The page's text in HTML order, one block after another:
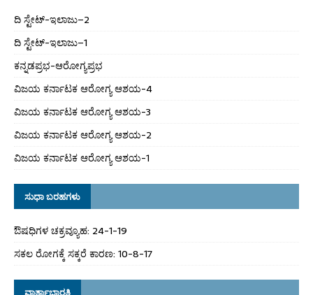
ದಿ ಸ್ಟೇಟ್‌-ಇಲಾಜು–2
ದಿ ಸ್ಟೇಟ್‌-ಇಲಾಜು–1
ಕನ್ನಡಪ್ರಭ-ಆರೋಗ್ಯಪ್ರಭ
ವಿಜಯ ಕರ್ನಾಟಕ ಆರೋಗ್ಯ ಆಶಯ-4
ವಿಜಯ ಕರ್ನಾಟಕ ಆರೋಗ್ಯ ಆಶಯ-3
ವಿಜಯ ಕರ್ನಾಟಕ ಆರೋಗ್ಯ ಆಶಯ-2
ವಿಜಯ ಕರ್ನಾಟಕ ಆರೋಗ್ಯ ಆಶಯ-1
ಸುಧಾ ಬರಹಗಳು
ಔಷಧಿಗಳ ಚಕ್ರವ್ಯೂಹ: 24-1-19
ಸಕಲ ರೋಗಕ್ಕೆ ಸಕ್ಕರೆ ಕಾರಣ: 10-8-17
ವಾರ್ತಾಭಾರತಿ